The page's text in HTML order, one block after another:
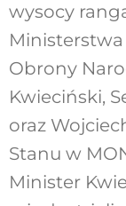
wysocy
Obrony
Kwieciński,
oraz
Stanu w
Minister